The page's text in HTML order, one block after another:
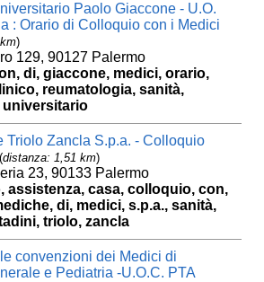
Paolo Giaccone - U.O.
: Orario di Colloquio con i Medici
)
129, 90127 Palermo
di, giaccone, medici, orario,
reumatologia, sanità,
universitario
Triolo Zancla S.p.a. - Colloquio
(distanza: 1,51 km)
23, 90133 Palermo
assistenza, casa, colloquio, con,
di, medici, s.p.a., sanità,
triolo, zancla
convenzioni dei Medici di
e Pediatria -U.O.C. PTA